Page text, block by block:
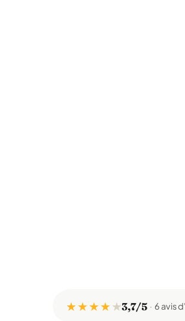
★ ★ ★ ★★3,7/5 6 avis